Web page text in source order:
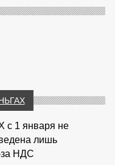
1 января не
лишь
НДС